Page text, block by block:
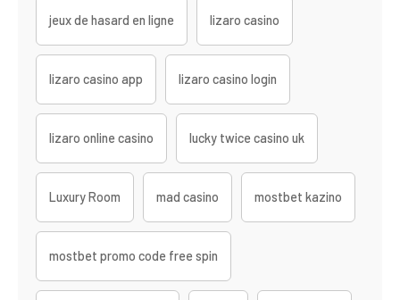
jeux de hasard en ligne lizaro casino
lizaro casino app lizaro casino login
lizaro online casino lucky twice casino uk
Luxury Room mad casino mostbet kazino
mostbet promo code free spin